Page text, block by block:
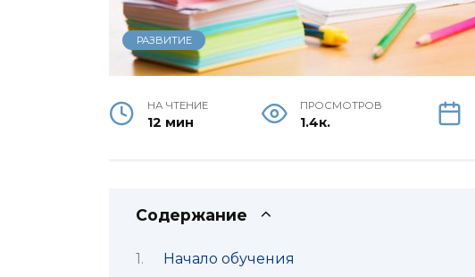
РАЗВИТИЕ
НА ЧТЕНИЕ
12 мин
ПРОСМОТРОВ
1.4к.
Содержание
Начало обучения